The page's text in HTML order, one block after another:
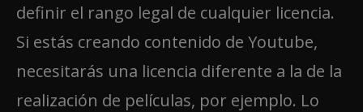
definir el rango legal de cualquier licencia.
Si estás creando contenido de Youtube,
necesitarás una licencia diferente a la de la
realización de películas, por ejemplo. Lo